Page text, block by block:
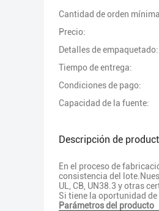
Cantidad de orden
Precio:
Detalles de empaquetado:
Tiempo de entrega:
Condiciones de pago:
Capacidad de la fuente:
Descripción de
En el proceso de
consistencia del
UL, CB, UN38.3 y otras
Si tiene la oportunidad
Parámetros del producto